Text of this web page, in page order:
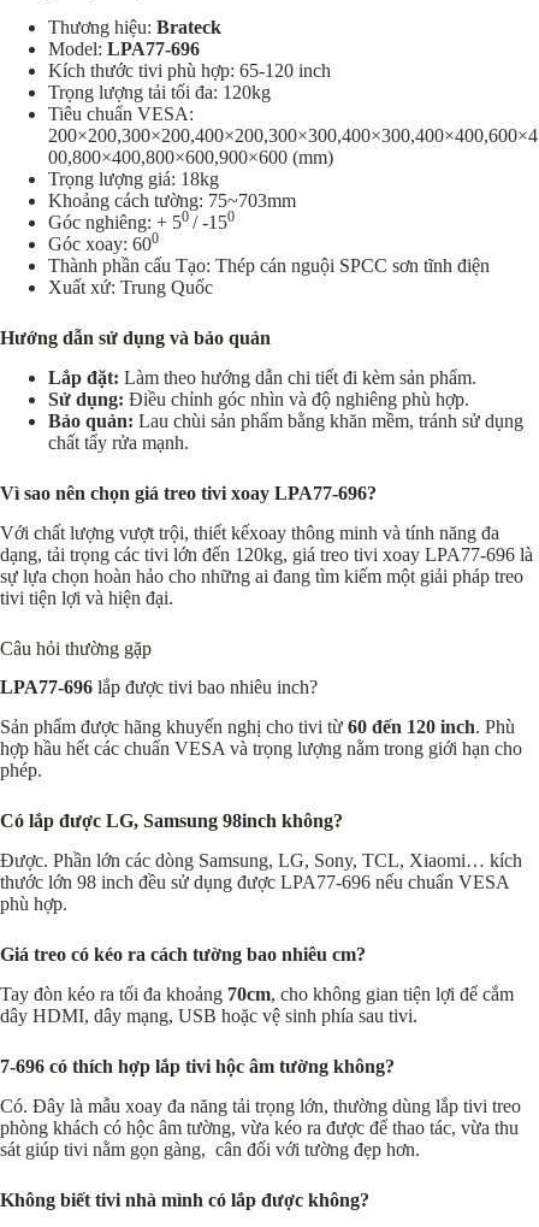
Thương hiệu: Brateck
Model: LPA77-696
Kích thước tivi phù hợp: 65-120 inch
Trọng lượng tải tối đa: 120kg
Tiêu chuẩn VESA:
200×200,300×200,400×200,300×300,400×300,400×400,600×4
00,800×400,800×600,900×600 (mm)
Trọng lượng giá: 18kg
Khoảng cách tường: 75~703mm
Góc nghiêng: + 50 / -150
Góc xoay: 600
Thành phần cấu Tạo: Thép cán nguội SPCC sơn tĩnh điện
Xuất xứ: Trung Quốc
Hướng dẫn sử dụng và bảo quản
Lắp đặt: Làm theo hướng dẫn chi tiết đi kèm sản phẩm.
Sử dụng: Điều chỉnh góc nhìn và độ nghiêng phù hợp.
Bảo quản: Lau chùi sản phẩm bằng khăn mềm, tránh sử dụng
chất tẩy rửa mạnh.
Vì sao nên chọn giá treo tivi xoay LPA77-696?
Với chất lượng vượt trội, thiết kếxoay thông minh và tính năng đa
dạng, tải trọng các tivi lớn đến 120kg, giá treo tivi xoay LPA77-696 là
sự lựa chọn hoàn hảo cho những ai đang tìm kiếm một giải pháp treo
tivi tiện lợi và hiện đại.
Câu hỏi thường gặp
LPA77-696 lắp được tivi bao nhiêu inch?
Sản phẩm được hãng khuyến nghị cho tivi từ 60 đến 120 inch. Phù
hợp hầu hết các chuẩn VESA và trọng lượng nằm trong giới hạn cho
phép.
Có lắp được LG, Samsung 98inch không?
Được. Phần lớn các dòng Samsung, LG, Sony, TCL, Xiaomi… kích
thước lớn 98 inch đều sử dụng được LPA77-696 nếu chuẩn VESA
phù hợp.
Giá treo có kéo ra cách tường bao nhiêu cm?
Tay đòn kéo ra tối đa khoảng 70cm, cho không gian tiện lợi để cắm
dây HDMI, dây mạng, USB hoặc vệ sinh phía sau tivi.
7-696 có thích hợp lắp tivi hộc âm tường không?
Có. Đây là mẫu xoay đa năng tải trọng lớn, thường dùng lắp tivi treo
phòng khách có hộc âm tường, vừa kéo ra được để thao tác, vừa thu
sát giúp tivi nằm gọn gàng, cân đối với tường đẹp hơn.
Không biết tivi nhà mình có lắp được không?